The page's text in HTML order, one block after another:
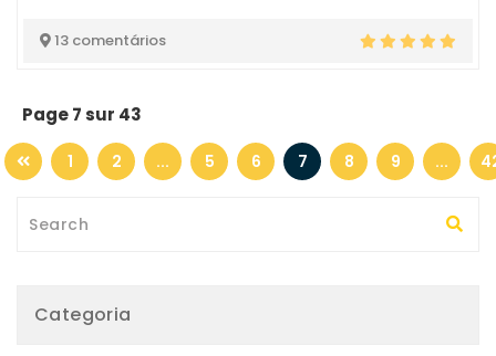
13 comentários
Page 7 sur 43
1 2 ... 5 6 7 8 9 ...
Categoria